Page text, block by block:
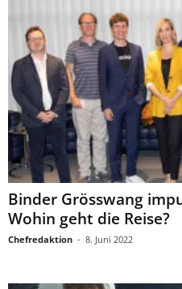
Binder Grösswang
Wohin geht die Reise?
Chefredaktion - 8. Juni 2022